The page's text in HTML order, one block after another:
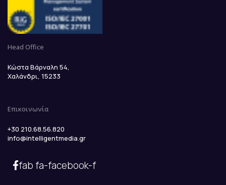
Head Office
Κώστα Βάρναλη 54,
Χαλάνδρι, 15233
Επικοινωνία
+30 210.68.56.820
info@intelligentmedia.gr
fab fa-facebook-f